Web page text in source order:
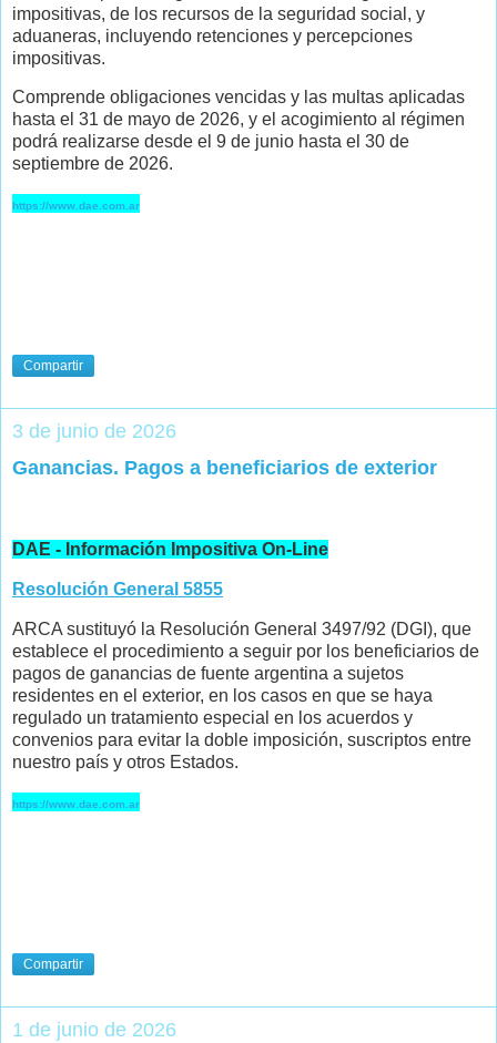
impositivas, de los recursos de la seguridad social, y
aduaneras, incluyendo retenciones y percepciones
impositivas.
Comprende obligaciones vencidas y las multas aplicadas
hasta el 31 de mayo de 2026, y el acogimiento al régimen
podrá realizarse desde el 9 de junio hasta el 30 de
septiembre de 2026.
https://www.dae.com.ar
Compartir
3 de junio de 2026
Ganancias. Pagos a beneficiarios de exterior
DAE - Información Impositiva On-Line
Resolución General 5855
ARCA sustituyó la Resolución General 3497/92 (DGI), que
establece el procedimiento a seguir por los beneficiarios de
pagos de ganancias de fuente argentina a sujetos
residentes en el exterior, en los casos en que se haya
regulado un tratamiento especial en los acuerdos y
convenios para evitar la doble imposición, suscriptos entre
nuestro país y otros Estados.
https://www.dae.com.ar
Compartir
1 de junio de 2026